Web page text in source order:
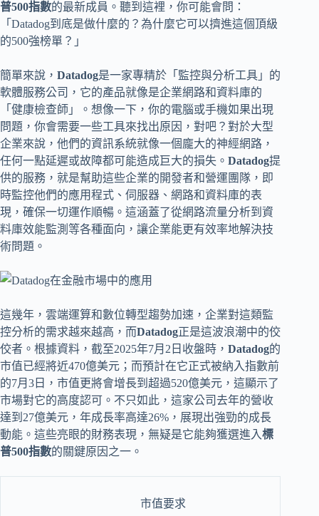
普500指數的最新成員。聽到這裡，你可能會問：
「Datadog到底是做什麼的？為什麼它可以擠進這個頂級
的500強榜單？」
簡單來說， Datadog是一家專精於「監控與分析工具」的
軟體服務公司，它的產品就像是企業網路和資料庫的
「健康檢查師」。想像一下，你的電腦或手機如果出現
問題，你會需要一些工具來找出原因，對吧？對於大型
企業來說，他們的資訊系統就像一個龐大的神經網路，
任何一點延遲或故障都可能造成巨大的損失。 Datadog提
供的服務，就是幫助這些企業的開發者和營運團隊，即
時監控他們的應用程式、伺服器、網路和資料庫的表
現，確保一切運作順暢。這涵蓋了從網路流量分析到資
料庫效能監測等各種面向，讓企業能更有效率地解決技
術問題。
這幾年，雲端運算和數位轉型趨勢加速，企業對這類監
控分析的需求越來越高，而Datadog正是這波浪潮中的佼
佼者。根據資料，截至2025年7月2日收盤時， Datadog的
市值已經將近470億美元；而預計在它正式被納入指數前
的7月3日，市值更將會增長到超過520億美元，這顯示了
市場對它的高度認可。不只如此，這家公司去年的營收
達到27億美元，年成長率高達26%，展現出強勁的成長
動能。這些亮眼的財務表現，無疑是它能夠獲選進入標
普500指數的關鍵原因之一。
市值要求